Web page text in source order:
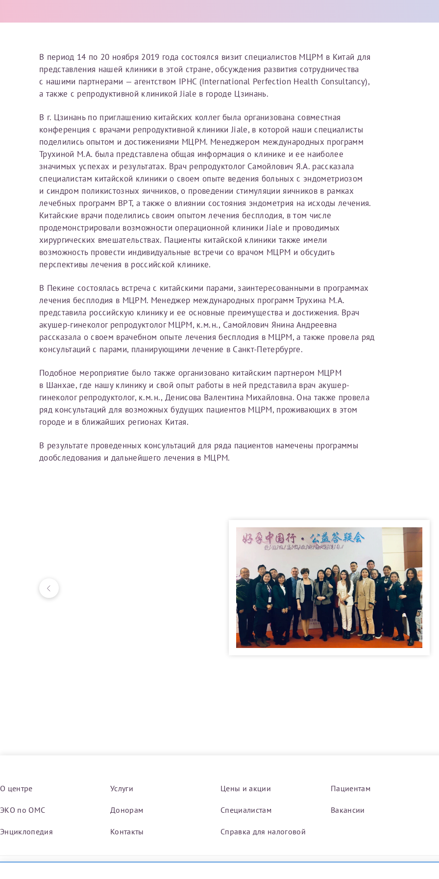
В период 14 по 20 ноября 2019 года состоялся визит специалистов МЦРМ в Китай для
представления нашей клиники в этой стране, обсуждения развития сотрудничества
с нашими партнерами — агентством IPHC (International Perfection Health Consultancy),
а также с репродуктивной клиникой Jiale в городе Цзинань.
В г. Цзинань по приглашению китайских коллег была организована совместная
конференция с врачами репродуктивной клиники Jiale, в которой наши специалисты
поделились опытом и достижениями МЦРМ. Менеджером международных программ
Трухиной М.А. была представлена общая информация о клинике и ее наиболее
значимых успехах и результатах. Врач репродуктолог Самойлович Я.А. рассказала
специалистам китайской клиники о своем опыте ведения больных с эндометриозом
и синдром поликистозных яичников, о проведении стимуляции яичников в рамках
лечебных программ ВРТ, а также о влиянии состояния эндометрия на исходы лечения.
Китайские врачи поделились своим опытом лечения бесплодия, в том числе
продемонстрировали возможности операционной клиники Jiale и проводимых
хирургических вмешательствах. Пациенты китайской клиники также имели
возможность провести индивидуальные встречи со врачом МЦРМ и обсудить
перспективы лечения в российской клинике.
В Пекине состоялась встреча с китайскими парами, заинтересованными в программах
лечения бесплодия в МЦРМ. Менеджер международных программ Трухина М.А.
представила российскую клинику и ее основные преимущества и достижения. Врач
акушер-гинеколог репродуктолог МЦРМ, к.м.н., Самойлович Янина Андреевна
рассказала о своем врачебном опыте лечения бесплодия в МЦРМ, а также провела ряд
консультаций с парами, планирующими лечение в Санкт-Петербурге.
Подобное мероприятие было также организовано китайским партнером МЦРМ
в Шанхае, где нашу клинику и свой опыт работы в ней представила врач акушер-
гинеколог репродуктолог, к.м.н., Денисова Валентина Михайловна. Она также провела
ряд консультаций для возможных будущих пациентов МЦРМ, проживающих в этом
городе и в ближайших регионах Китая.
В результате проведенных консультаций для ряда пациентов намечены программы
дообследования и дальнейшего лечения в МЦРМ.
О центре Услуги Цены и акции Пациентам
ЭКО по ОМС Донорам Специалистам Вакансии
Энциклопедия Контакты Справка для налоговой
Электронная почта*
Номер телефона*
Номер медицинской карты МЦРМ
Сдать спермограмму
Выберите специальность врача
Или введите его имя
Принимаю условияСоглашения на обработку персональных данных
Я подтверждаю, что ознакомился с уведомлением, приведённым выше.
своим родителям).
готового документа
изменения и переоформление справки на другого
выполняются. Пожалуйста, внимательно проверяйте все данные перед
«Заявка на справку принята». Если письмо не поступит, пожалуйста, свяжитесь с МЦРМ для
уточнения информации.
Заявление
Прошу выдать справку об оказанных медицинских услугах следующим
Фамилия* Имя*
Отчество*
Фамилия*
Отчество* ИНН Налогоплательщика*
Направить справку сразу в ИФНС
(упрощенный порядок возврата НДФЛ с 2024 г.)
Электронная почта*
Нажимая кнопку "Отправить"